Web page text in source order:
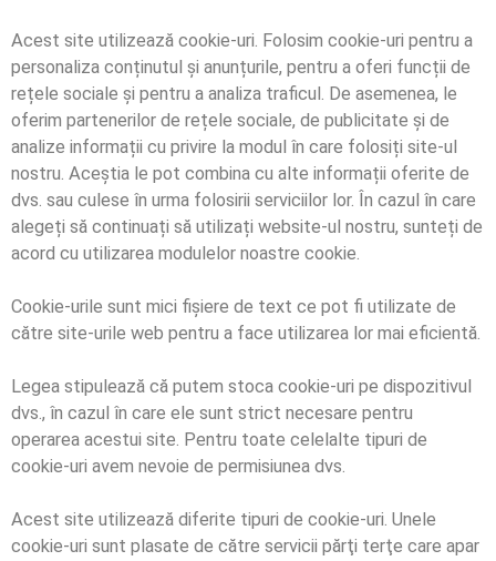
Acest site utilizează cookie-uri. Folosim cookie-uri pentru a
personaliza conținutul și anunțurile, pentru a oferi funcții de
rețele sociale și pentru a analiza traficul. De asemenea, le
oferim partenerilor de rețele sociale, de publicitate și de
analize informații cu privire la modul în care folosiți site-ul
nostru. Aceștia le pot combina cu alte informații oferite de
dvs. sau culese în urma folosirii serviciilor lor. În cazul în care
alegeți să continuați să utilizați website-ul nostru, sunteți de
acord cu utilizarea modulelor noastre cookie.
Cookie-urile sunt mici fişiere de text ce pot fi utilizate de
către site-urile web pentru a face utilizarea lor mai eficientă.
Legea stipulează că putem stoca cookie-uri pe dispozitivul
dvs., în cazul în care ele sunt strict necesare pentru
operarea acestui site. Pentru toate celelalte tipuri de
cookie-uri avem nevoie de permisiunea dvs.
Acest site utilizează diferite tipuri de cookie-uri. Unele
cookie-uri sunt plasate de către servicii părţi terţe care apar